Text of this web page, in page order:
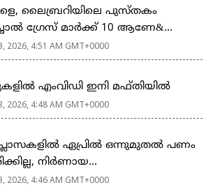
ലൈബ്രറിയിലെ പുസ്തകം
ഗ്രേസ് മാര്‍ക്ക് 10 ആണേ&...
2026, 4:51 AM GMT+0000
എംവിഡി ഇനി മഫ്തിയില്‍
2026, 4:48 AM GMT+0000
ഏപ്രില്‍ ഒന്നുമുതല്‍ പണം
നിര്‍ണായ...
2026, 4:46 AM GMT+0000